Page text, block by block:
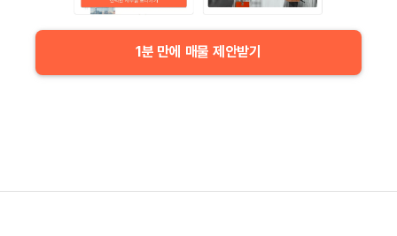
1분 만에 매물 제안받기